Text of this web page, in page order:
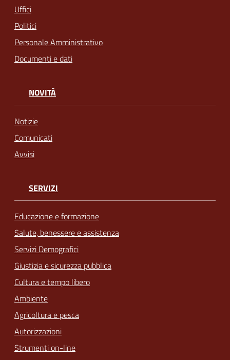
Uffici
Politici
Personale Amministrativo
Documenti e dati
NOVITÀ
Notizie
Comunicati
Avvisi
SERVIZI
Educazione e formazione
Salute, benessere e assistenza
Servizi Demografici
Giustizia e sicurezza pubblica
Cultura e tempo libero
Ambiente
Agricoltura e pesca
Autorizzazioni
Strumenti on-line